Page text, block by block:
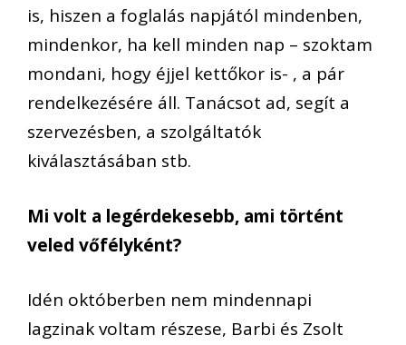
is, hiszen a foglalás napjától mindenben,
mindenkor, ha kell minden nap – szoktam
mondani, hogy éjjel kettőkor is- , a pár
rendelkezésére áll. Tanácsot ad, segít a
szervezésben, a szolgáltatók
kiválasztásában stb.
Mi volt a legérdekesebb, ami történt
veled vőfélyként?
Idén októberben nem mindennapi
lagzinak voltam részese, Barbi és Zsolt